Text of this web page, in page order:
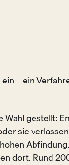
– ein
gestellt:
sie
dort. Rund